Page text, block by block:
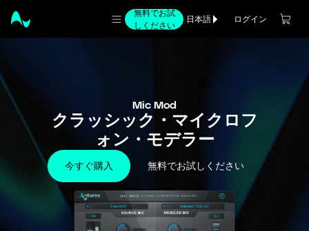
無料でお試
しください
日本語 ログイン
Mic Mod
クラッシック・マイクロフ
ォン・モデラー
今すぐ購入 無料でお試しください